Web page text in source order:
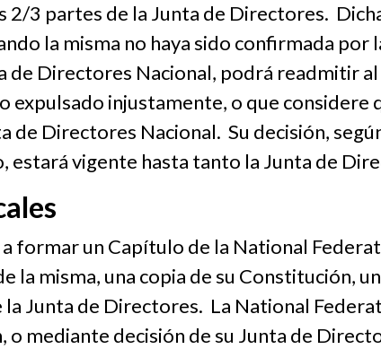
2/3 partes de la Junta de Directores.
la misma no haya sido confirmada
de Directores Nacional, podrá readmitir
expulsado injustamente, o que considere
de Directores Nacional. Su decisión,
estará vigente hasta tanto la Junta de
formar un Capítulo de la National
la misma, una copia de su Constitución,
Junta de Directores. La National
o mediante decisión de su Junta de